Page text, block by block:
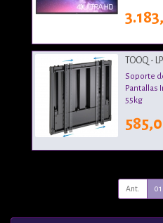
TOOQ -
Soporte
Pantallas
55kg
Ant. 01